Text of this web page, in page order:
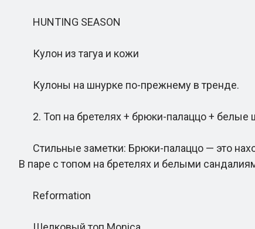
HUNTING SEASON
Кулон из тагуа и кожи
Кулоны на шнурке по-прежнему в тренде.
2. Топ на бретелях + брюки-палаццо + белые
Стильные заметки: Брюки-палаццо — это
В паре с топом на бретелях и белыми
Reformation